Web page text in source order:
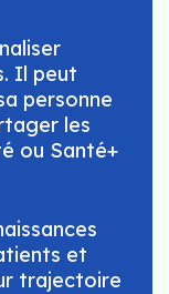
Il peut
personne
les
ou Santé+
et
trajectoire